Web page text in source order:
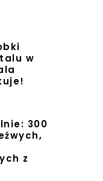
w
300
z